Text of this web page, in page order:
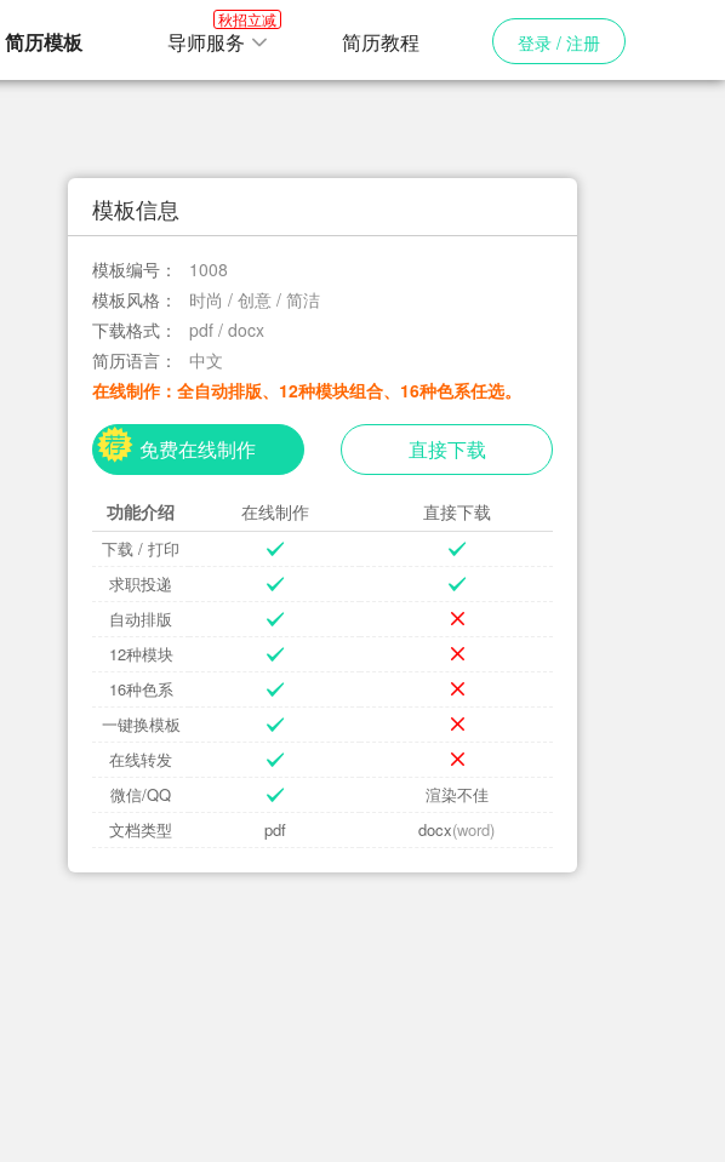
简历模板 导师服务
秋招立减
简历教程 登录 / 注册
模板信息
模板编号：
1008
模板风格：
时尚 / 创意 / 简洁
下载格式：
pdf / docx
简历语言：
中文
在线制作：全自动排版、12种模块组合、16种色系任选。
免费在线制作 直接下载
功能介绍 在线制作 直接下载
下载 / 打印
求职投递
自动排版
12种模块
16种色系
一键换模板
在线转发
微信/QQ
渲染不佳
文档类型
pdf docx(word)